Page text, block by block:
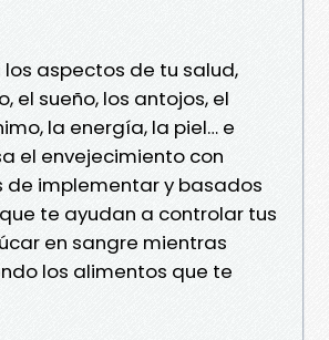
aspectos de tu salud,
el sueño, los antojos, el
la energía, la piel… e
el envejecimiento con
de implementar y basados
te ayudan a controlar tus
en sangre mientras
los alimentos que te